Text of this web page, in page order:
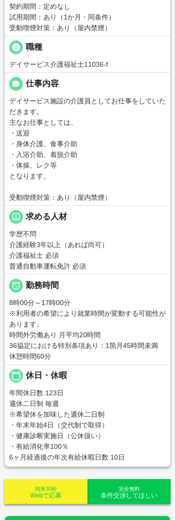
契約期間：定めなし
試用期間：あり（1か月・同条件）
受動喫煙対策：あり（屋内禁煙）
info 職種
デイサービス介護福祉士11036-f
label 仕事内容
デイサービス施設の介護員としてお仕事をしていた
だきます。
主なお仕事としては、
・送迎
・身体介護、食事介助
・入浴介助、着脱介助
・体操、レク等
となります。
受動喫煙対策：あり（屋内禁煙）
portrait 求める人材
学歴不問
介護経験3年以上（あれば尚可）
介護福祉士 必須
普通自動車運転免許 必須
 勤務時間
8時00分～17時00分
※利用者の希望により就業時間が変動する可能性が
あります。
時間外労働あり 月平均20時間
36協定における特別条項あり：1箇月45時間未満
休憩時間60分
calendar_today 休日・休暇
年間休日数 123日
週休二日制 毎週
※希望休を加味した週休二日制
・年末年始4日（交代制で取得）
・健康診断実施日（公休扱い）
・有給消化率100％
6ヶ月経過後の年次有給休暇日数 10日
完全無料
条件交渉してほしい
簡単30秒
Webで応募